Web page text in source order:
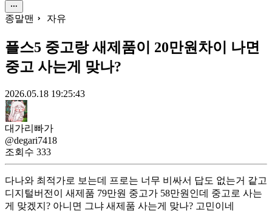
종말맨 자유
플스5 중고랑 새제품이 20만원차이 나면
중고 사는게 맞나?
2026.05.18 19:25:43
대가리빠가
@degari7418
조회수 333
다나와 최적가로 보는데 프로는 너무 비싸서 답도 없는거 같고
디지털버전이 새제품 79만원 중고가 58만원인데 중고로 사는
게 맞겠지? 아니면 그냐 새제품 사는게 맞나? 고민이네